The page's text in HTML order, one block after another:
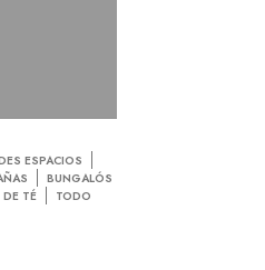
ESPACIOS
BUNGALÓS
DE TÉ
TODO